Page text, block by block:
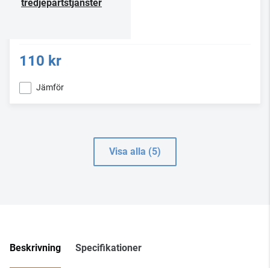
tredjepartstjänster
110 kr
Jämför
Visa alla (5)
Beskrivning Specifikationer